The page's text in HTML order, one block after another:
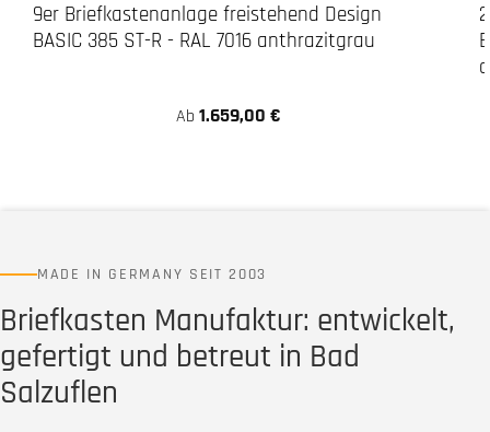
9er Briefkastenanlage freistehend Design
BASIC 385 ST-R - RAL 7016 anthrazitgrau
Ab 1.659,00 €
MADE IN GERMANY SEIT 2003
Briefkasten Manufaktur: entwickelt,
gefertigt und betreut in Bad
Salzuflen